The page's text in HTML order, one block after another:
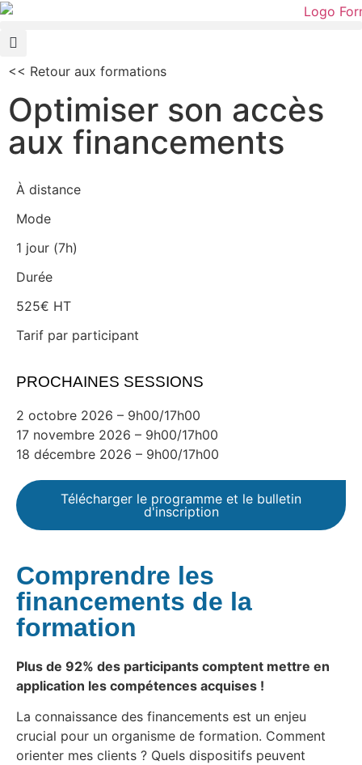
<< Retour aux formations
Optimiser son accès
aux financements
À distance
Mode
1 jour (7h)
Durée
525€ HT
Tarif par participant
PROCHAINES SESSIONS
2 octobre 2026 – 9h00/17h00
17 novembre 2026 – 9h00/17h00
18 décembre 2026 – 9h00/17h00
Télécharger le programme et le bulletin
d'inscription
Comprendre les
financements de la
formation
Plus de 92% des participants comptent mettre en
application les compétences acquises !
La connaissance des financements est un enjeu
crucial pour un organisme de formation. Comment
orienter mes clients ? Quels dispositifs peuvent